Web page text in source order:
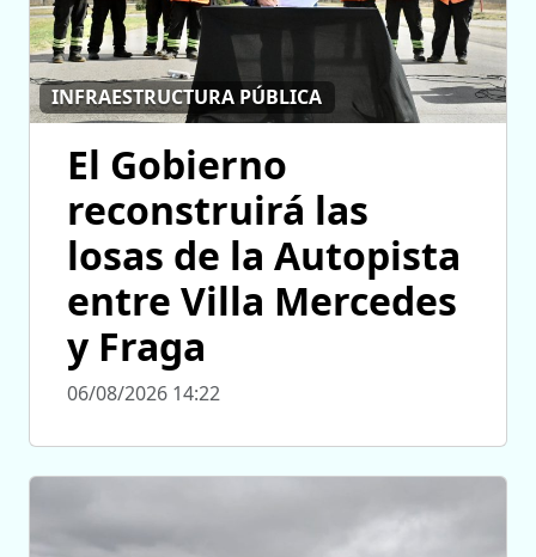
INFRAESTRUCTURA PÚBLICA
El Gobierno
reconstruirá las
losas de la Autopista
entre Villa Mercedes
y Fraga
06/08/2026 14:22